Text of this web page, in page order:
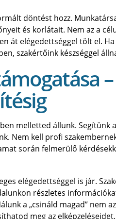
döntést hozz.
és korlátait. Nem az a
át elégedettséggel tölt el.
szakértőink készséggel
melletted állunk. Segítünk
Nem kell profi
során felmerülő
elégedettséggel is jár.
részletes
a „csináld magad” nem
meg az elképzeléseidet.